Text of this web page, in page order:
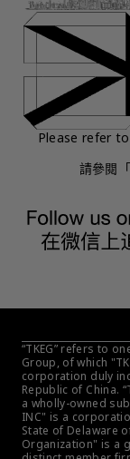
Please refer
請參閱
“TKEG” refers to
Group, of which
corporation duly
Republic of China.
a wholly-owned
INC" is a
State of Delaware
Organization" is a